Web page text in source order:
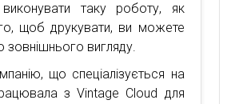
таку роботу, як
щоб друкувати, ви можете
вигляду.
що спеціалізується на
з Vintage Cloud для